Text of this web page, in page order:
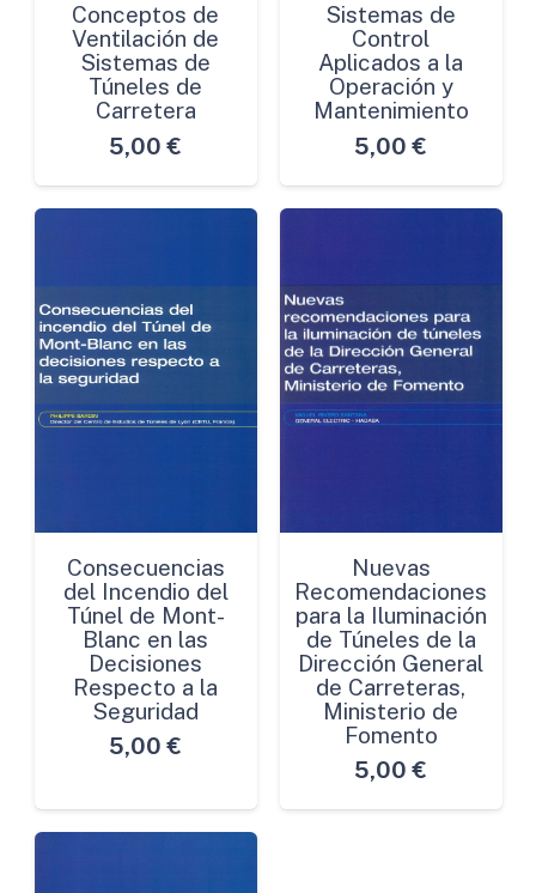
Conceptos de
Ventilación de
Sistemas de
Túneles de
Carretera
5,00 €
Sistemas de
Control
Aplicados a la
Operación y
Mantenimiento
5,00 €
Consecuencias
del Incendio del
Túnel de Mont-
Blanc en las
Decisiones
Respecto a la
Seguridad
5,00 €
Nuevas
Recomendaciones
para la Iluminación
de Túneles de la
Dirección General
de Carreteras,
Ministerio de
Fomento
5,00 €